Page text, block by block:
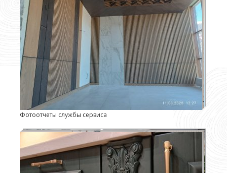
Фотоотчеты службы сервиса